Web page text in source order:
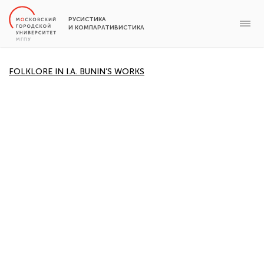
РУСИСТИКА
И КОМПАРАТИВИСТИКА
FOLKLORE IN I.A. BUNIN’S WORKS